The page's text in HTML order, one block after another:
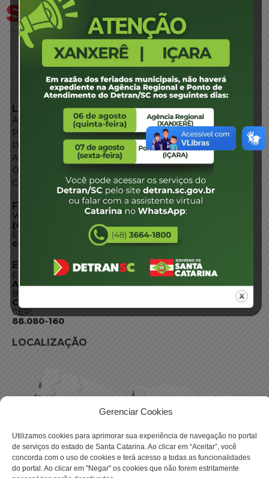
Gerenciar Cookies
Utilizamos cookies para aprimorar sua experiência de navegação no portal
de serviços do estado de Santa Catarina. Ao clicar em “Aceitar”, você
concorda com o uso de cookies e terá acesso a todas as funcionalidades
do portal. Ao clicar em "Negar" os cookies que não forem estritamente
LINKS EXTERNOS
Agência de Notícias
Portal de Serviços
Diário Oficial
Acesso à Informação
Órgãos do Governo
Conheça SC
FALE CONOSCO
WhatsApp:
(48) 3664-1800
E-mail:
centraldeinformacoes@detran.sc.gov.br
ENDEREÇO
Endereço:
Av. Almirante Tamandaré - 480
Bairro:
Coqueiros, Florianópolis SC
CEP:
88.080-160
LOCALIZAÇÃO